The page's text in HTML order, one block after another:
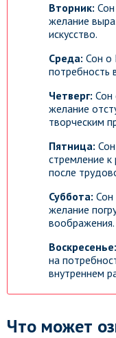
Вторник:
желание
искусство.
Среда: Сон о
потребность
Четверг: Сон
желание
творческим
Пятница:
стремление
после
Суббота: Сон
желание
воображения.
Воскресенье:
на
внутреннем
Что может